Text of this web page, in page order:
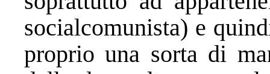
socialcomunista) e
proprio una sorta di